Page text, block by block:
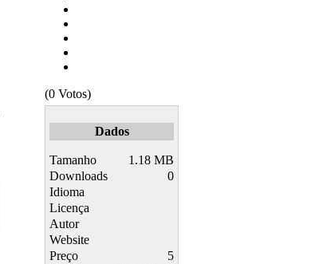
(0 Votos)
Dados
Tamanho
1.18 MB
Downloads
0
Idioma
Licença
Autor
Website
Preço
5